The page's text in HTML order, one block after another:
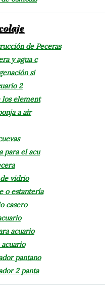
de Peceras
y agua c
si
2
los element
a air
para el acu
vidrio
o estantería
casero
acuario
acuario
pantano
2 panta